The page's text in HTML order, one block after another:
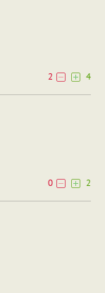
2
4
0
2